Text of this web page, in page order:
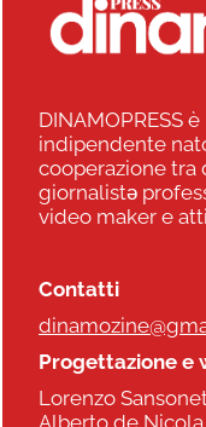
DINAMOPRESS
indipendente
cooperazione tra
giornalistə
video maker e
Contatti
Progettazione e
Lorenzo